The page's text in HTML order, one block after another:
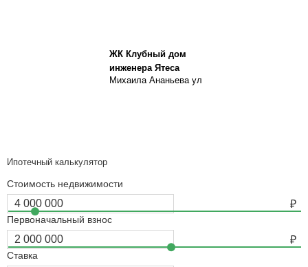
ЖК Клубный дом
инженера Ятеса
Михаила Ананьева ул
Ипотечный калькулятор
Стоимость недвижимости
Первоначальный взнос
Ставка